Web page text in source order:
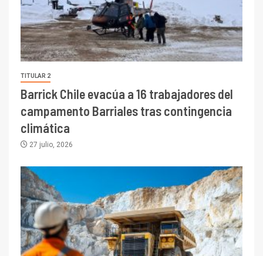
TITULAR 2
Barrick Chile evacúa a 16 trabajadores del
campamento Barriales tras contingencia
climática
27 julio, 2026